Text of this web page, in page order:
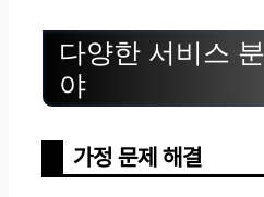
다양한 서비스 분
야
가정 문제 해결